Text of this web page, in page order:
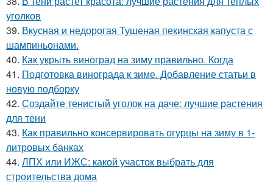
уголков
39. Вкусная и недорогая Тушеная пекинская капуста с
шампиньонами.
40. Как укрыть виноград на зиму правильно. Когда
41. Подготовка винограда к зиме. Добавление статьи в
новую подборку
42. Создайте тенистый уголок на даче: лучшие растения
для тени
43. Как правильно консервировать огурцы на зиму в 1-
литровых банках
44. ЛПХ или ИЖС: какой участок выбрать для
строительства дома